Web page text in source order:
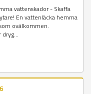
vattenskador - Skaffa
En vattenläcka hemma
ovälkommen.